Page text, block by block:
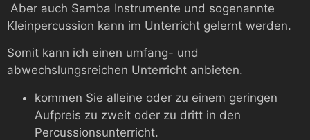
Aber auch Samba Instrumente und sogenannte
Kleinpercussion kann im Unterricht gelernt werden.
Somit kann ich einen umfang- und
abwechslungsreichen Unterricht anbieten.
kommen Sie alleine oder zu einem geringen
Aufpreis zu zweit oder zu dritt in den
Percussionsunterricht.